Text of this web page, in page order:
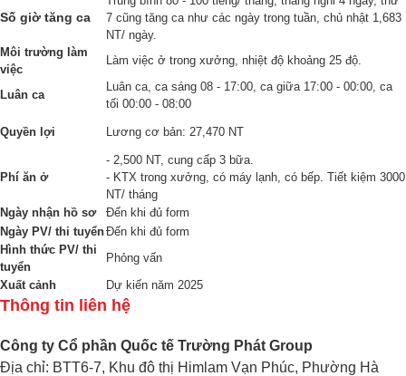
Số giờ tăng ca
7 cũng tăng ca như các ngày trong tuần, chủ nhật 1,683
NT/ ngày.
Môi trường làm
việc
Làm việc ở trong xưởng, nhiệt độ khoảng 25 độ.
Luân ca
Luân ca, ca sáng 08 - 17:00, ca giữa 17:00 - 00:00, ca
tối 00:00 - 08:00
Quyền lợi Lương cơ bản: 27,470 NT
Phí ăn ở
- 2,500 NT, cung cấp 3 bữa.
- KTX trong xưởng, có máy lạnh, có bếp. Tiết kiệm 3000
NT/ tháng
Ngày nhận hồ sơ
Đến khi đủ form
Ngày PV/ thi tuyểnĐến khi đủ form
Hình thức PV/ thi
tuyển
Phỏng vấn
Xuất cảnh
Dự kiến năm 2025
Thông tin liên hệ
Công ty Cổ phần Quốc tế Trường Phát Group
Địa chỉ: BTT6-7, Khu đô thị Himlam Vạn Phúc, Phường Hà